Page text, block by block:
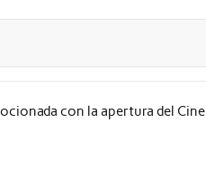
con la apertura del Cine